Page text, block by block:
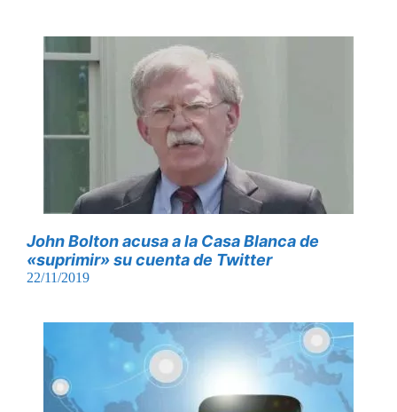
John Bolton acusa a la Casa Blanca de
«suprimir» su cuenta de Twitter
22/11/2019